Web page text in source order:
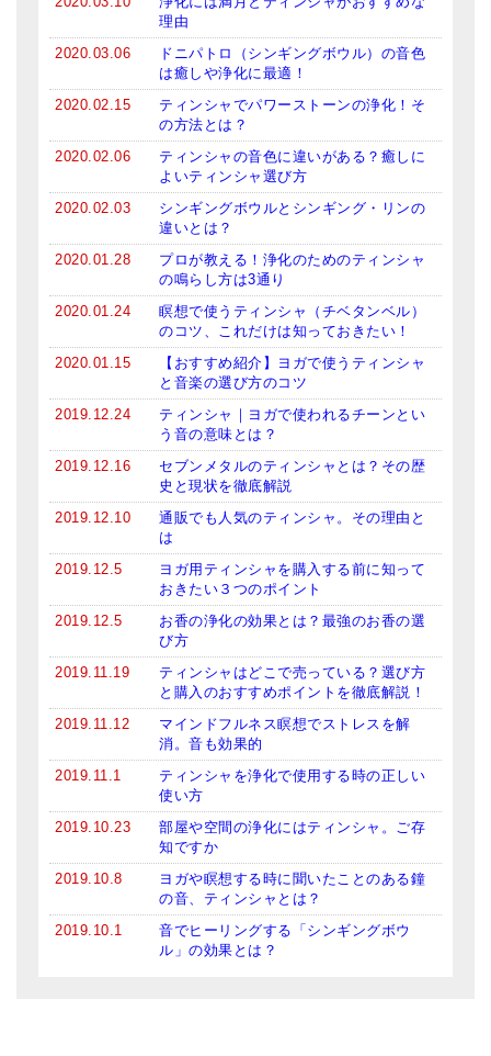
理由
2020.03.06
ドニパトロ（シンギングボウル）の音色
は癒しや浄化に最適！
2020.02.15
ティンシャでパワーストーンの浄化！そ
の方法とは？
2020.02.06
ティンシャの音色に違いがある？癒しに
よいティンシャ選び方
2020.02.03
シンギングボウルとシンギング・リンの
違いとは？
2020.01.28
プロが教える！浄化のためのティンシャ
の鳴らし方は3通り
2020.01.24
瞑想で使うティンシャ（チベタンベル）
のコツ、これだけは知っておきたい！
2020.01.15
【おすすめ紹介】ヨガで使うティンシャ
と音楽の選び方のコツ
2019.12.24
ティンシャ｜ヨガで使われるチーンとい
う音の意味とは？
2019.12.16
セブンメタルのティンシャとは？その歴
史と現状を徹底解説
2019.12.10
通販でも人気のティンシャ。その理由と
は
2019.12.5
ヨガ用ティンシャを購入する前に知って
おきたい３つのポイント
2019.12.5
お香の浄化の効果とは？最強のお香の選
び方
2019.11.19
ティンシャはどこで売っている？選び方
と購入のおすすめポイントを徹底解説！
2019.11.12
マインドフルネス瞑想でストレスを解
消。音も効果的
2019.11.1
ティンシャを浄化で使用する時の正しい
使い方
2019.10.23
部屋や空間の浄化にはティンシャ。ご存
知ですか
2019.10.8
ヨガや瞑想する時に聞いたことのある鐘
の音、ティンシャとは？
2019.10.1
音でヒーリングする「シンギングボウ
ル」の効果とは？